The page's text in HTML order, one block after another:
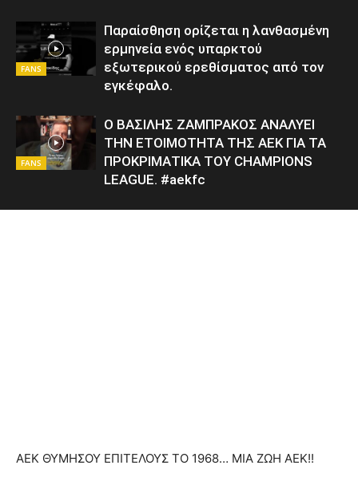
FANS
Παραίσθηση ορίζεται η λανθασμένη
ερμηνεία ενός υπαρκτού
εξωτερικού ερεθίσματος από τον
εγκέφαλο.
FANS
Ο ΒΑΣΙΛΗΣ ΖΑΜΠΡΑΚΟΣ ΑΝΑΛΥΕΙ
ΤΗΝ ΕΤΟΙΜΟΤΗΤΑ ΤΗΣ ΑΕΚ ΓΙΑ ΤΑ
ΠΡΟΚΡΙΜΑΤΙΚΑ ΤΟΥ CHAMPIONS
LEAGUE. #aekfc
ΑΕΚ ΘΥΜΗΣΟΥ ΕΠΙΤΕΛΟΥΣ ΤΟ 1968… ΜΙΑ ΖΩΗ ΑΕΚ!!